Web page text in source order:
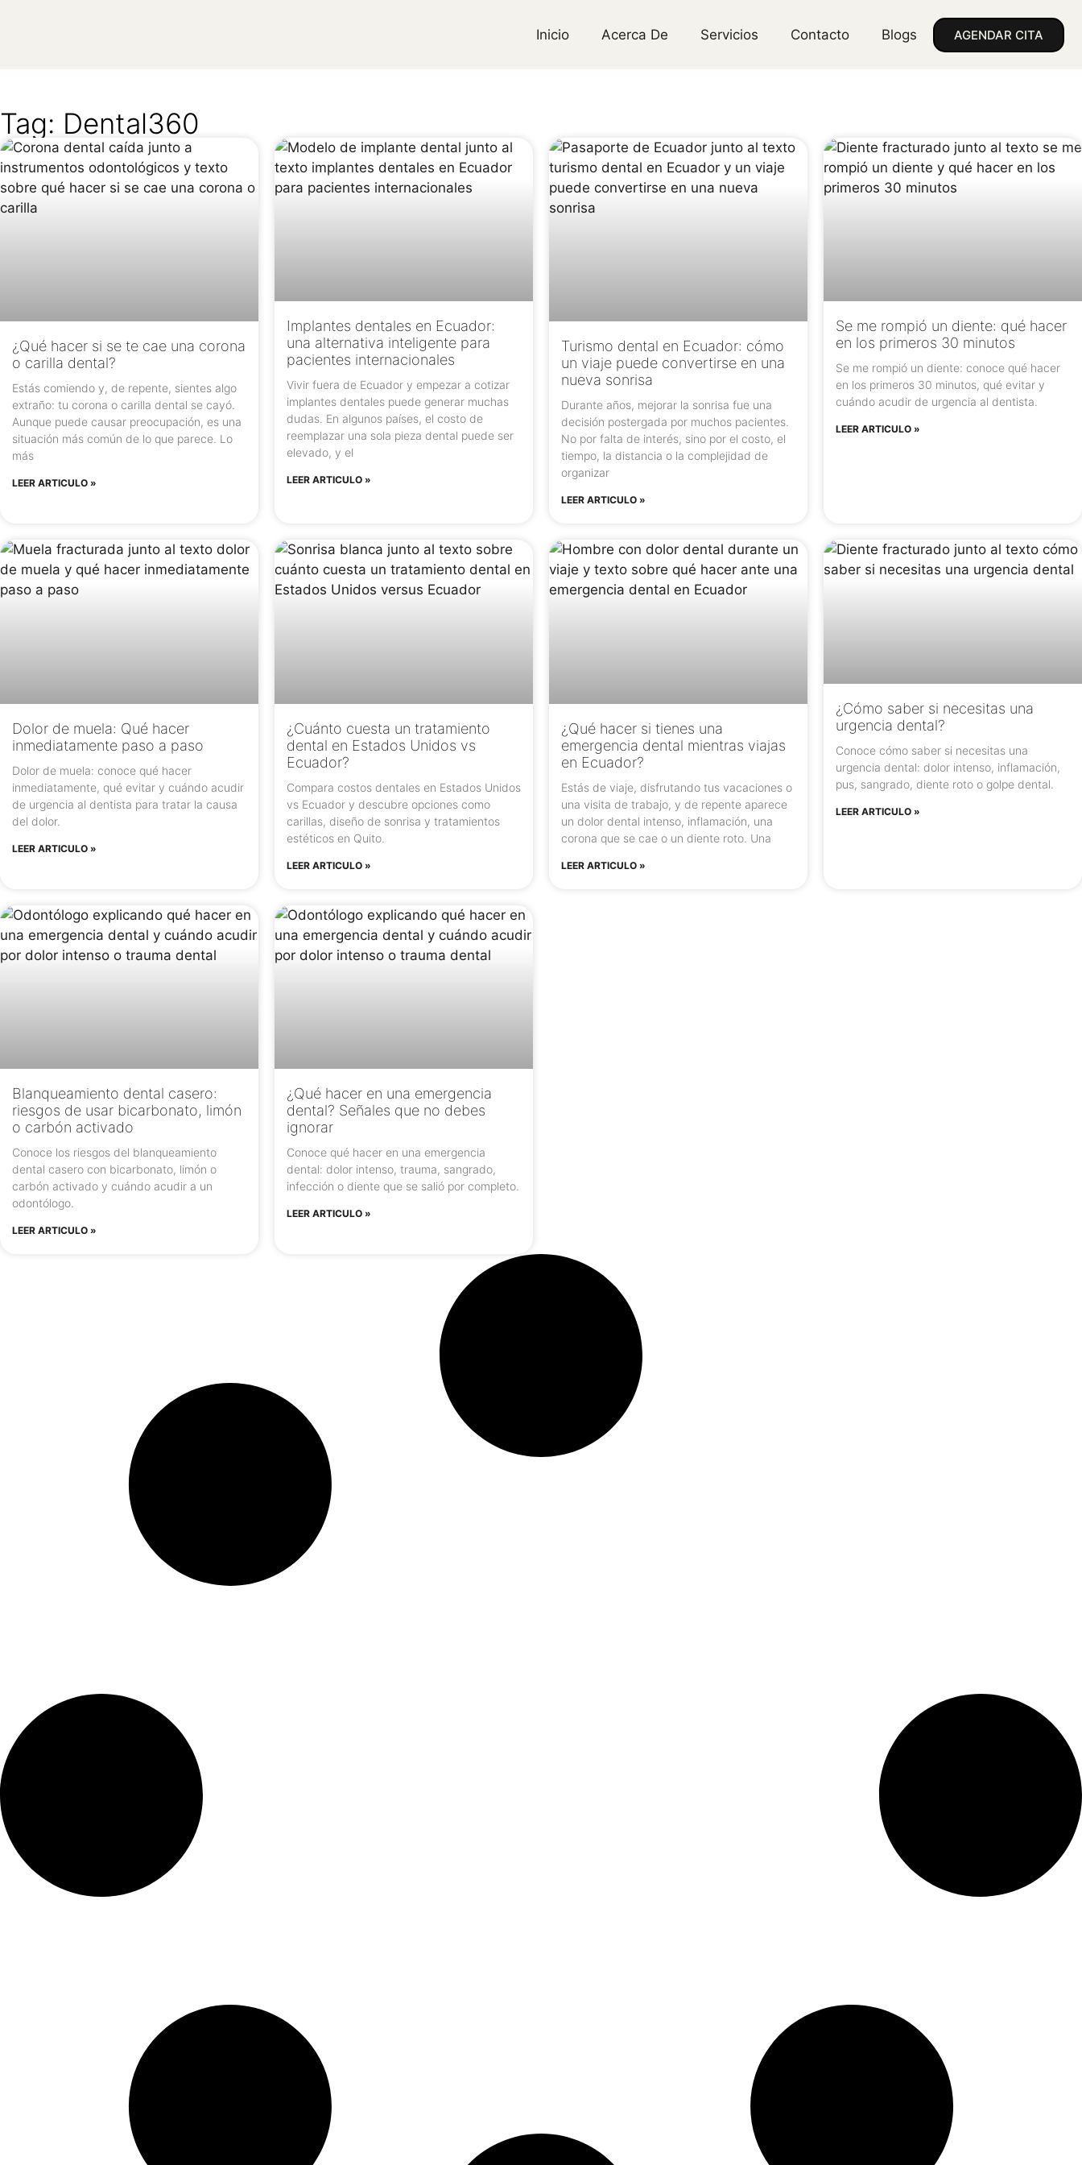
Inicio Acerca De Servicios Contacto Blogs AGENDAR CITA
Tag: Dental360
¿Qué hacer si se te cae una corona
o carilla dental?
Estás comiendo y, de repente, sientes algo
extraño: tu corona o carilla dental se cayó.
Aunque puede causar preocupación, es una
situación más común de lo que parece. Lo
más
LEER ARTICULO »
Implantes dentales en Ecuador:
una alternativa inteligente para
pacientes internacionales
Vivir fuera de Ecuador y empezar a cotizar
implantes dentales puede generar muchas
dudas. En algunos países, el costo de
reemplazar una sola pieza dental puede ser
elevado, y el
LEER ARTICULO »
Turismo dental en Ecuador: cómo
un viaje puede convertirse en una
nueva sonrisa
Durante años, mejorar la sonrisa fue una
decisión postergada por muchos pacientes.
No por falta de interés, sino por el costo, el
tiempo, la distancia o la complejidad de
organizar
LEER ARTICULO »
Se me rompió un diente: qué hacer
en los primeros 30 minutos
Se me rompió un diente: conoce qué hacer
en los primeros 30 minutos, qué evitar y
cuándo acudir de urgencia al dentista.
LEER ARTICULO »
Dolor de muela: Qué hacer
inmediatamente paso a paso
Dolor de muela: conoce qué hacer
inmediatamente, qué evitar y cuándo acudir
de urgencia al dentista para tratar la causa
del dolor.
LEER ARTICULO »
¿Cuánto cuesta un tratamiento
dental en Estados Unidos vs
Ecuador?
Compara costos dentales en Estados Unidos
vs Ecuador y descubre opciones como
carillas, diseño de sonrisa y tratamientos
estéticos en Quito.
LEER ARTICULO »
¿Qué hacer si tienes una
emergencia dental mientras viajas
en Ecuador?
Estás de viaje, disfrutando tus vacaciones o
una visita de trabajo, y de repente aparece
un dolor dental intenso, inflamación, una
corona que se cae o un diente roto. Una
LEER ARTICULO »
¿Cómo saber si necesitas una
urgencia dental?
Conoce cómo saber si necesitas una
urgencia dental: dolor intenso, inflamación,
pus, sangrado, diente roto o golpe dental.
LEER ARTICULO »
Blanqueamiento dental casero:
riesgos de usar bicarbonato, limón
o carbón activado
Conoce los riesgos del blanqueamiento
dental casero con bicarbonato, limón o
carbón activado y cuándo acudir a un
odontólogo.
LEER ARTICULO »
¿Qué hacer en una emergencia
dental? Señales que no debes
ignorar
Conoce qué hacer en una emergencia
dental: dolor intenso, trauma, sangrado,
infección o diente que se salió por completo.
LEER ARTICULO »